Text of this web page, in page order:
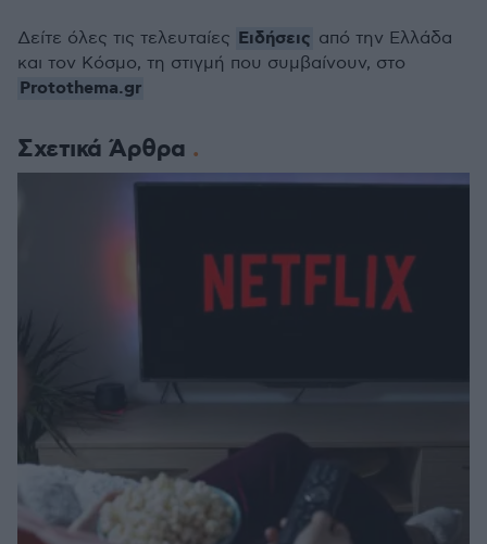
Σχετικά Άρθρα
Δείτε όλες τις τελευταίες Ειδήσεις από την Ελλάδα
και τον Κόσμο, τη στιγμή που συμβαίνουν, στο
Protothema.gr